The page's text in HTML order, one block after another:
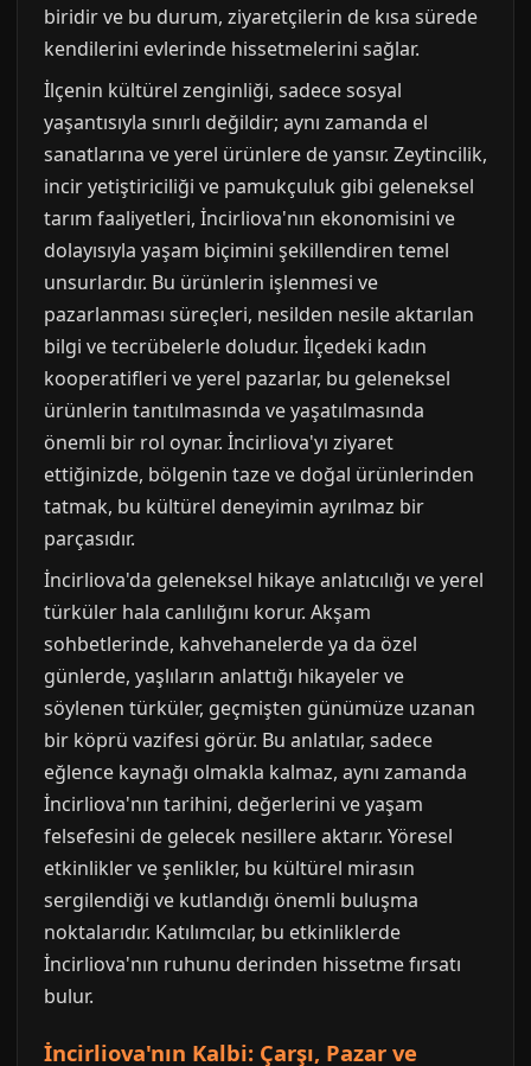
biridir ve bu durum, ziyaretçilerin de kısa sürede
kendilerini evlerinde hissetmelerini sağlar.
İlçenin kültürel zenginliği, sadece sosyal
yaşantısıyla sınırlı değildir; aynı zamanda el
sanatlarına ve yerel ürünlere de yansır. Zeytincilik,
incir yetiştiriciliği ve pamukçuluk gibi geleneksel
tarım faaliyetleri, İncirliova'nın ekonomisini ve
dolayısıyla yaşam biçimini şekillendiren temel
unsurlardır. Bu ürünlerin işlenmesi ve
pazarlanması süreçleri, nesilden nesile aktarılan
bilgi ve tecrübelerle doludur. İlçedeki kadın
kooperatifleri ve yerel pazarlar, bu geleneksel
ürünlerin tanıtılmasında ve yaşatılmasında
önemli bir rol oynar. İncirliova'yı ziyaret
ettiğinizde, bölgenin taze ve doğal ürünlerinden
tatmak, bu kültürel deneyimin ayrılmaz bir
parçasıdır.
İncirliova'da geleneksel hikaye anlatıcılığı ve yerel
türküler hala canlılığını korur. Akşam
sohbetlerinde, kahvehanelerde ya da özel
günlerde, yaşlıların anlattığı hikayeler ve
söylenen türküler, geçmişten günümüze uzanan
bir köprü vazifesi görür. Bu anlatılar, sadece
eğlence kaynağı olmakla kalmaz, aynı zamanda
İncirliova'nın tarihini, değerlerini ve yaşam
felsefesini de gelecek nesillere aktarır. Yöresel
etkinlikler ve şenlikler, bu kültürel mirasın
sergilendiği ve kutlandığı önemli buluşma
noktalarıdır. Katılımcılar, bu etkinliklerde
İncirliova'nın ruhunu derinden hissetme fırsatı
bulur.
İncirliova'nın Kalbi: Çarşı, Pazar ve